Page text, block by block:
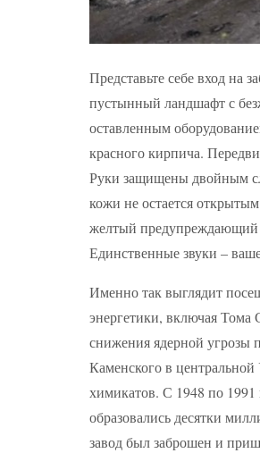
Представьте себе вход на
пустынный ландшафт с
оставленным
красного кирпича.
Руки защищены двойным
кожи не остается
желтый предупреждающий
Единственные звуки –
Именно так выглядит
энергетики, включая Тома
снижения ядерной угрозы
Каменского в
химикатов. С 1948 по 1991
образовались десятки
завод был заброшен и